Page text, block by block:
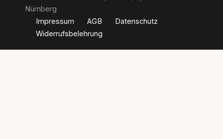
Nürnberg
Impressum
AGB
Datenschutz
Widerrufsbelehrung